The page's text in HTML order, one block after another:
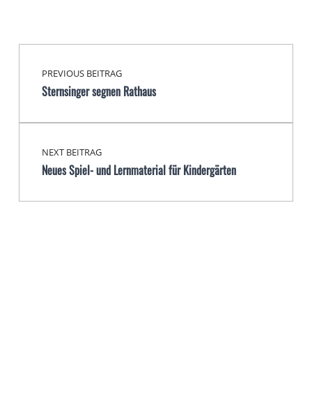
Skip back to main navigation
Beitragsnavigation
PREVIOUS BEITRAG
Sternsinger segnen Rathaus
NEXT BEITRAG
Neues Spiel- und Lernmaterial für Kindergärten